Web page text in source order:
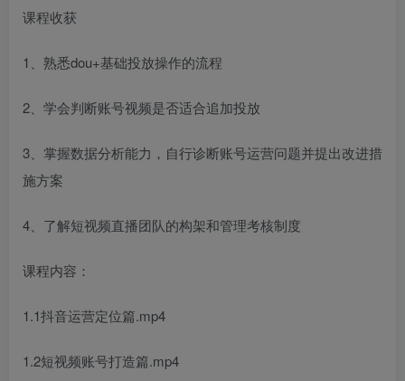
课程收获
1、熟悉dou+基础投放操作的流程
2、学会判断账号视频是否适合追加投放
3、掌握数据分析能力，自行诊断账号运营问题并提出改进措
施方案
4、了解短视频直播团队的构架和管理考核制度
课程内容：
1.1抖音运营定位篇.mp4
1.2短视频账号打造篇.mp4